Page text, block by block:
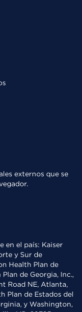
externos que se
en el país: Kaiser
y Sur de
Health Plan de
de Georgia, Inc.,
Road NE, Atlanta,
Plan de Estados del
y Washington,